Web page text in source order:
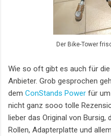
Der Bike-Tower
Wie so oft gibt es auch für
Anbieter. Grob gesprochen
dem ConStands Power für
nicht ganz sooo tolle
lieber das Original von Bursig,
Rollen, Adapterplatte und